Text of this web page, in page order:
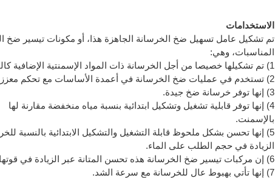
الاستخدامات
تم تشكيل عامل تسهيل ضخ الخرسانة الجاهزة هذا، أو مكونات تيسير ضخ
المناسبات، وهي:
1) تم تشكيلها خصيصا من أجل الخرسانة ذات المواد الإسمنتية الإضافية كالميكرو سيليكا والغبار المتطاير.
2) تستخدم في عمليات ضخ الخرسانة في أعمدة الأساسات مع تحكم معزز في درجة الحرارة والتماسك.
3) إنها توفر خرسانة ضخ جيدة.
4) إنها توفر قابلية تشغيل وتشكيل ابتدائية بنسبة مياه منخفضة مقارنة لها
بالإسمنت.
5) إنها تحسن بشكل ملحوظ قابلة التشغيل والتشكيل الابتدائية
الزيادة في حجم الطلب على الماء.
6) إن مركبات تيسير ضخ الخرسانة هذه تحسن المتانة عبر الزيادة في قوتها وتخفض من نفاذية الخرسانة.
7) إنها تأتي بهبوط عال للخرسانة مع سرعة الشد.